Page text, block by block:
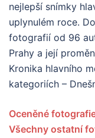
nejlepší snímky
uplynulém roce.
fotografií od 96
Prahy a její
Kronika hlavního
kategoriích –
Oceněné
Všechny ostatní